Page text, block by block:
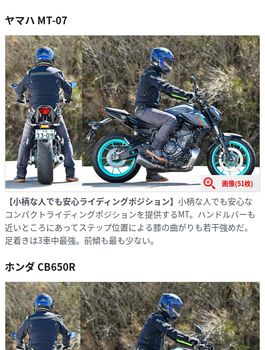
ヤマハ MT-07
画像(51枚)
【小柄な人でも安心ライディングポジション】 小柄な人でも安心な
コンパクトライディングポジションを提供するMT。ハンドルバーも
近いところにあってステップ位置による膝の曲がりも若干強めだ。
足着きは3車中最強。前傾も最も少ない。
ホンダ CB650R